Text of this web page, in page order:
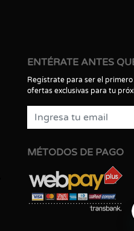
ENTÉRATE ANTES
Regístrate para ser el
ofertas exclusivas para tu
MÉTODOS DE PAGO